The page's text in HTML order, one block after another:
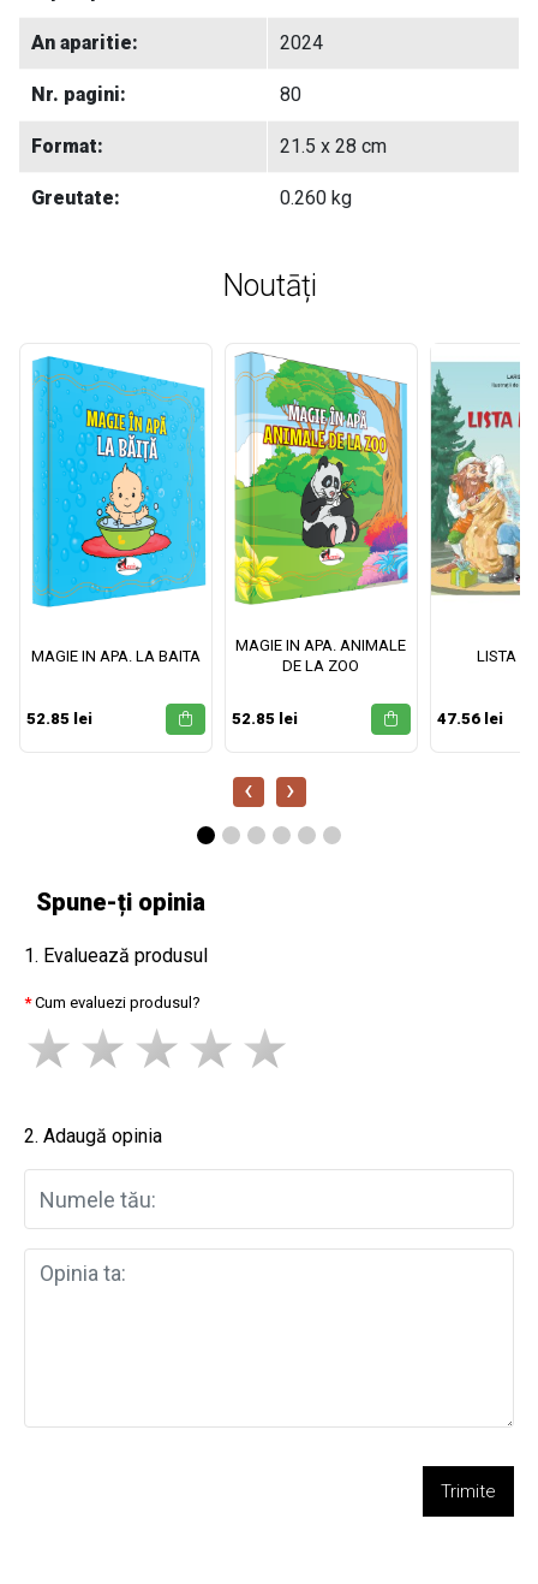
An aparitie: 2024
Nr. pagini: 80
Format: 21.5 x 28 cm
Greutate: 0.260 kg
Noutāți
MAGIE IN APA. LA BAITA
52.85 lei
MAGIE IN APA. ANIMALE
DE LA ZOO
52.85 lei
LISTA
47.56 lei
‹ ›
Spune-ți opinia
1. Evaluează produsul
Cum evaluezi produsul?
2. Adaugă opinia
Trimite